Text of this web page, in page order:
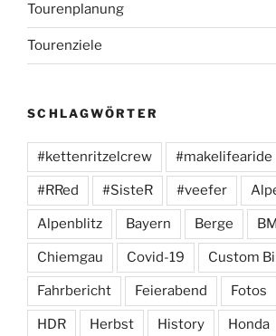
Tourenplanung
Tourenziele
SCHLAGWÖRTER
#kettenritzelcrew #makelifearide
#RRed #SisteR #veefer
Alpenblitz Bayern Berge
Chiemgau Covid-19 Custom
Fahrbericht Feierabend Fotos
HDR Herbst History Honda